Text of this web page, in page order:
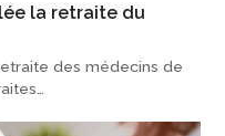
la retraite du
des médecins de